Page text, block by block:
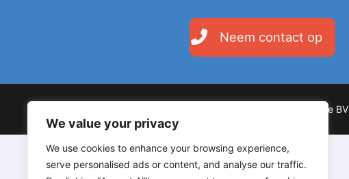
We value your privacy
We use cookies to enhance your browsing experience,
serve personalised ads or content, and analyse our traffic.
Neem contact op
Copyright © 2026 LodgeGate PMS – Powered by Hotels Online BV